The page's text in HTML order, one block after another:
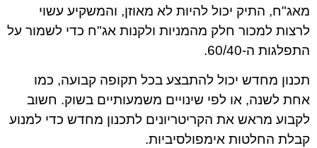
מאג"ח, התיק יכול להיות לא מאוזן, והמשקיע עשוי
לרצות למכור חלק מהמניות ולקנות אג"ח כדי לשמור על
התפלגות ה-60/40.
תכנון מחדש יכול להתבצע בכל תקופה קבועה, כמו
אחת לשנה, או לפי שינויים משמעותיים בשוק. חשוב
לקבוע מראש את הקריטריונים לתכנון מחדש כדי למנוע
קבלת החלטות אימפולסיביות.